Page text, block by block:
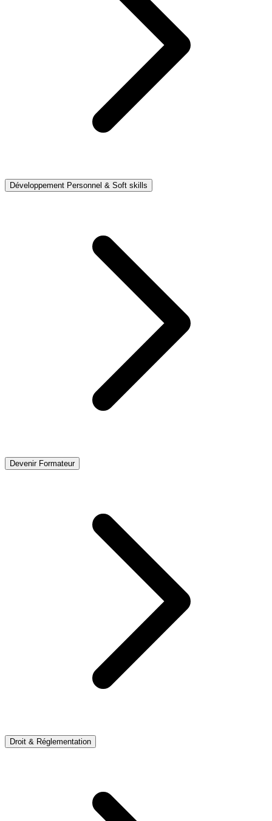
Développement Personnel & Soft skills
Devenir Formateur
Droit & Réglementation